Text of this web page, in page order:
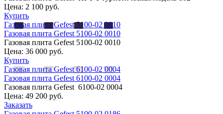
Цена: 2 100 руб.
Купить
Газовая плита Gefest 5100-02 0010
Газовая плита Gefest 5100-02 0010
Газовая плита Gefest 5100-02 0010
Цена: 36 000 руб.
Купить
Газовая плита Gefest 6100-02 0004
Газовая плита Gefest 6100-02 0004
Газовая плита Gefest 6100-02 0004
Цена: 49 200 руб.
Заказать